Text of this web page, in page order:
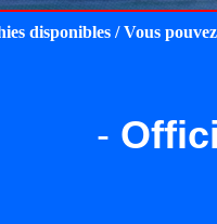
disponibles / Vous
-